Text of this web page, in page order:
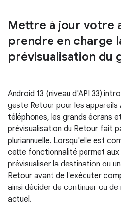
Mettre à jour votre
prendre en charge
prévisualisation du
Android 13 (niveau d'API 33)
geste Retour pour les appareils
téléphones, les grands écrans
prévisualisation du Retour fait
pluriannuelle. Lorsqu'elle est
cette fonctionnalité permet aux
prévisualiser la destination ou
Retour avant de l'exécuter
ainsi décider de continuer ou
actuel.